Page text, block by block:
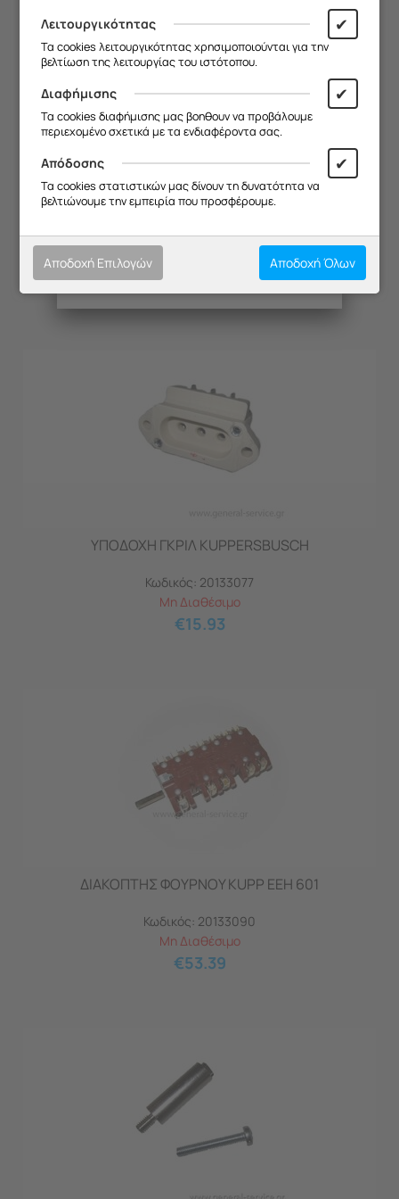
ΑΝΤΙΣΤΑΣΗ ΑΝΩ KUPPER 1100W
Κωδικός:
ΥΠΟΔΟΧΗ ΓΚΡΙΛ KUPPERSBUSCH
Κωδικός: 20133077
Μη Διαθέσιμο
€15.93
ΔΙΑΚΟΠΤΗΣ ΦΟΥΡΝΟΥ KUPP EEH 601
Κωδικός: 20133090
Μη Διαθέσιμο
€53.39
Λειτουργικότητας ✔
Τα cookies λειτουργικότητας χρησιμοποιούνται για την
βελτίωση της λειτουργίας του ιστότοπου.
Διαφήμισης ✔
Τα cookies διαφήμισης μας βοηθουν να προβάλουμε
περιεχομένο σχετικά με τα ενδιαφέροντα σας.
Απόδοσης ✔
Τα cookies στατιστικών μας δίνουν τη δυνατότητα να
βελτιώνουμε την εμπειρία που προσφέρουμε.
Αποδοχή Επιλογών Αποδοχή Όλων
Σας ευχαριστούμε για την
κατανόηση και σας ευχόμαστε καλό
Θα θέλαμε να σας ενημερώσουμε ότι
η επιχείρησή μας θα παραμείνει
κλειστή από13/08 έως και 18/08
Θα είμαστε ξανά κοντά σας από
19/08.
κατανόηση και σας ευχόμαστε καλό